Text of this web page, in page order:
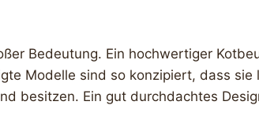
Bedeutung. Ein hochwertiger
Modelle sind so konzipiert, dass
besitzen. Ein gut durchdachtes